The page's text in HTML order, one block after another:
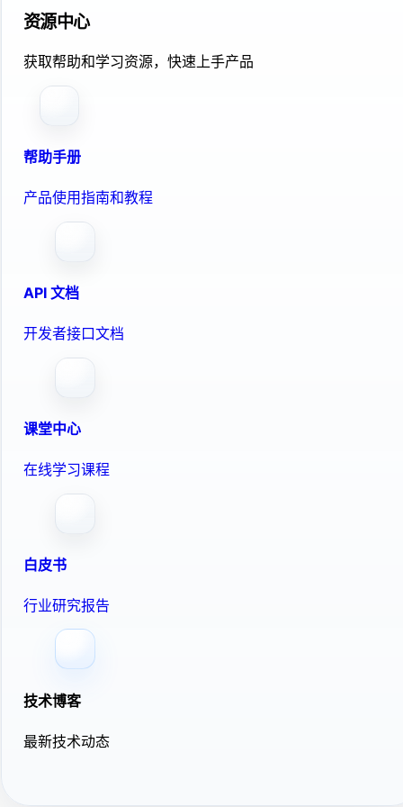
资源中心
获取帮助和学习资源，快速上手产品
帮助手册
产品使用指南和教程
API 文档
开发者接口文档
课堂中心
在线学习课程
白皮书
行业研究报告
技术博客
最新技术动态